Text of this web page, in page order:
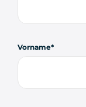
Vorname